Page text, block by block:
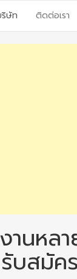
ษัท ติดต่อเรา
านหล
บสมัค